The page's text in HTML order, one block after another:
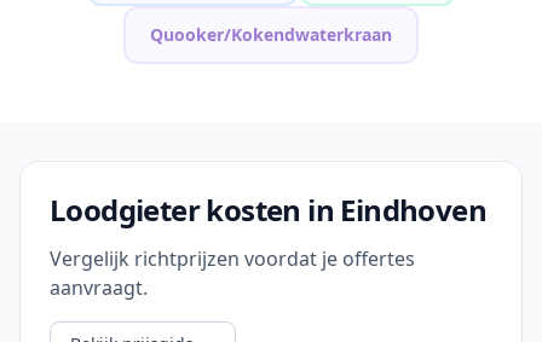
Quooker/Kokendwaterkraan
Loodgieter kosten in Eindhoven
Vergelijk richtprijzen voordat je offertes
aanvraagt.